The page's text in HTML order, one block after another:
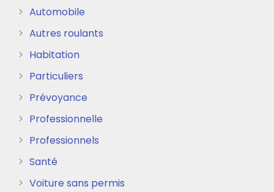
Automobile
Autres roulants
Habitation
Particuliers
Prévoyance
Professionnelle
Professionnels
Santé
Voiture sans permis